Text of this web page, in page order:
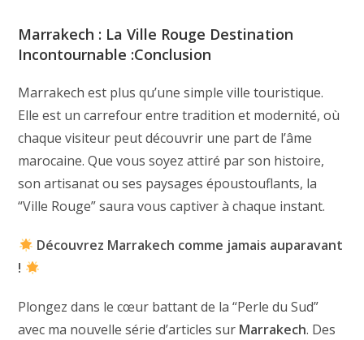
Marrakech : La Ville Rouge Destination
Incontournable :Conclusion
Marrakech est plus qu’une simple ville touristique.
Elle est un carrefour entre tradition et modernité, où
chaque visiteur peut découvrir une part de l’âme
marocaine. Que vous soyez attiré par son histoire,
son artisanat ou ses paysages époustouflants, la
“Ville Rouge” saura vous captiver à chaque instant.
Découvrez Marrakech comme jamais auparavant
!
Plongez dans le cœur battant de la “Perle du Sud”
avec ma nouvelle série d’articles sur Marrakech. Des